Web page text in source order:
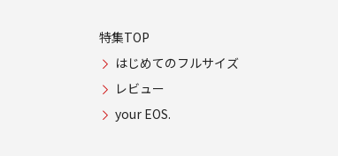
特集TOP
はじめてのフルサイズ
レビュー
your EOS.